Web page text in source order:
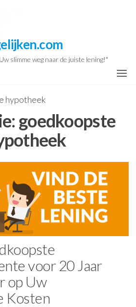
slimme weg naar de juiste lening!"
hypotheek
goedkoopste
voor 20 Jaar
op Uw
Kosten